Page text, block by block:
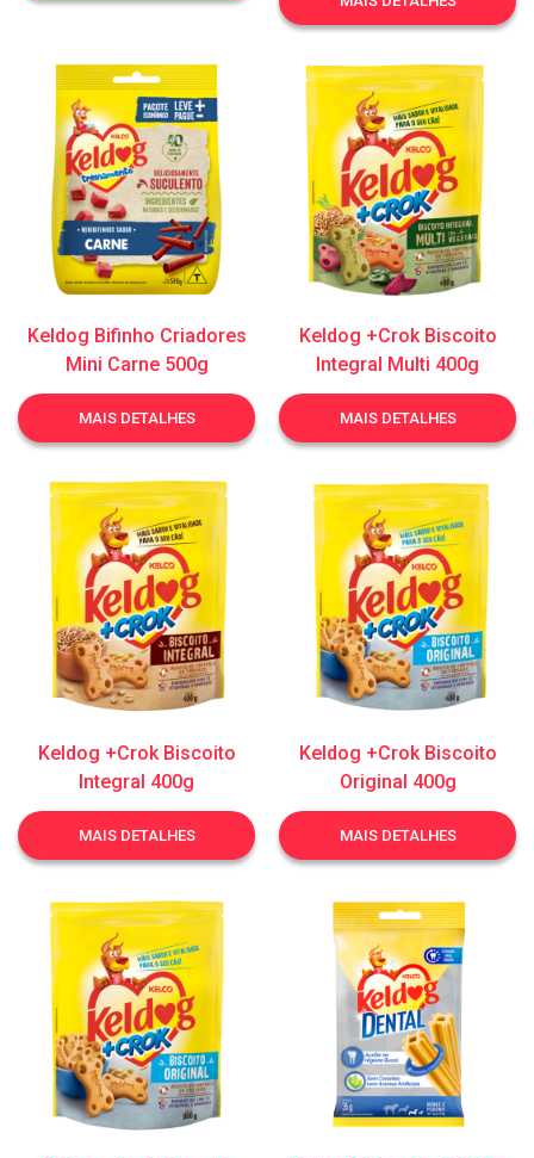
Keldog Bifinho Criadores
Mini Carne 500g
MAIS DETALHES
Keldog +Crok Biscoito
Integral Multi 400g
MAIS DETALHES
Keldog +Crok Biscoito
Integral 400g
MAIS DETALHES
Keldog +Crok Biscoito
Original 400g
MAIS DETALHES